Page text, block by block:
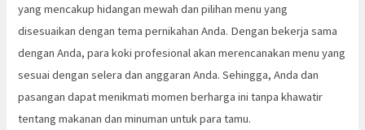
yang mencakup hidangan mewah dan pilihan menu yang
disesuaikan dengan tema pernikahan Anda. Dengan bekerja sama
dengan Anda, para koki profesional akan merencanakan menu yang
sesuai dengan selera dan anggaran Anda. Sehingga, Anda dan
pasangan dapat menikmati momen berharga ini tanpa khawatir
tentang makanan dan minuman untuk para tamu.